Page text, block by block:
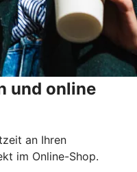
und online
an Ihren
im Online-Shop.